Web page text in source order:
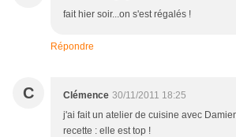
fait hier soir...on s'est régalés !
Répondre
C Clémence 30/11/2011 18:25
j'ai fait un atelier de cuisine avec
recette : elle est top !